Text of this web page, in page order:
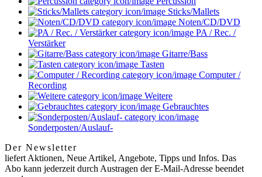
Sticks/Mallets
Noten/CD/DVD
PA / Rec. /
Verstärker
Gitarre/Bass
Tasten
Computer /
Recording
Weitere
Gebrauchtes
Sonderposten/Auslauf-
Der Newsletter
liefert Aktionen, Neue Artikel, Angebote, Tipps und Infos. Das
Abo kann jederzeit durch Austragen der E-Mail-Adresse beendet